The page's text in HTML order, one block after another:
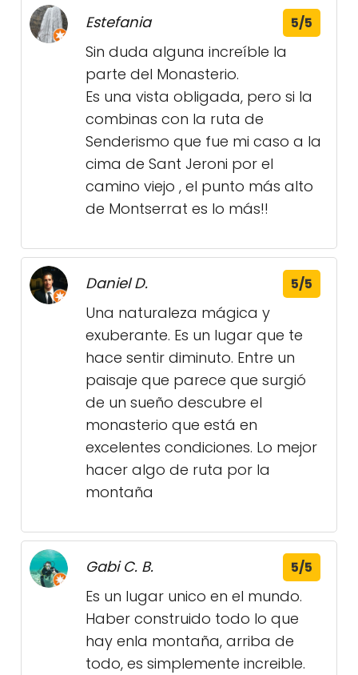
Estefania 5/5
Sin duda alguna increíble la
parte del Monasterio.
Es una vista obligada, pero si la
combinas con la ruta de
Senderismo que fue mi caso a la
cima de Sant Jeroni por el
camino viejo , el punto más alto
de Montserrat es lo más!!
Daniel D. 5/5
Una naturaleza mágica y
exuberante. Es un lugar que te
hace sentir diminuto. Entre un
paisaje que parece que surgió
de un sueño descubre el
monasterio que está en
excelentes condiciones. Lo mejor
hacer algo de ruta por la
montaña
Gabi C. B. 5/5
Es un lugar unico en el mundo.
Haber construido todo lo que
hay enla montaña, arriba de
todo, es simplemente increible.